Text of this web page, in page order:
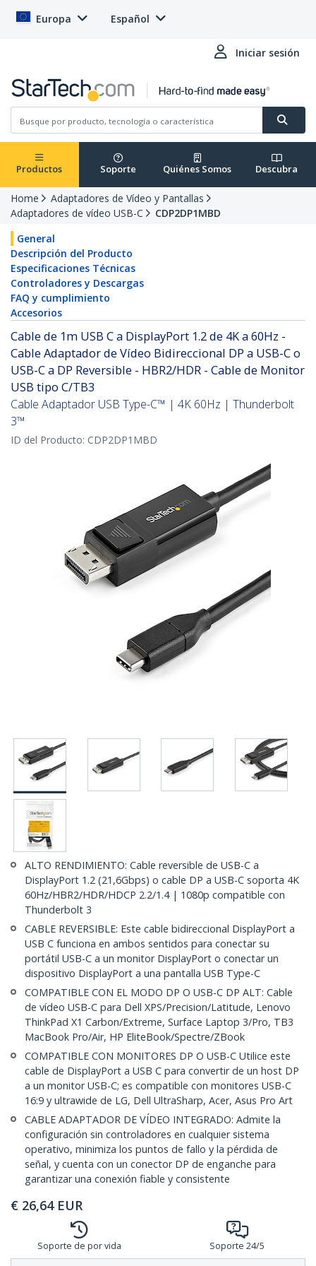
Europa Español
Iniciar sesión
Productos Soporte Quiénes Somos Descubra
Home
Adaptadores de Vídeo y Pantallas
Adaptadores de vídeo USB-C
CDP2DP1MBD
General
Descripción del Producto
Especificaciones Técnicas
Controladores y Descargas
FAQ y cumplimiento
Accesorios
Cable de 1m USB C a DisplayPort 1.2 de 4K a 60Hz -
Cable Adaptador de Vídeo Bidireccional DP a USB-C o
USB-C a DP Reversible - HBR2/HDR - Cable de Monitor
USB tipo C/TB3
Cable Adaptador USB Type-C™ | 4K 60Hz | Thunderbolt
3™
ID del Producto: CDP2DP1MBD
ALTO RENDIMIENTO: Cable reversible de USB-C a
DisplayPort 1.2 (21,6Gbps) o cable DP a USB-C soporta 4K
60Hz/HBR2/HDR/HDCP 2.2/1.4 | 1080p compatible con
Thunderbolt 3
CABLE REVERSIBLE: Este cable bidireccional DisplayPort a
USB C funciona en ambos sentidos para conectar su
portátil USB-C a un monitor DisplayPort o conectar un
dispositivo DisplayPort a una pantalla USB Type-C
COMPATIBLE CON EL MODO DP O USB-C DP ALT: Cable
de vídeo USB-C para Dell XPS/Precision/Latitude, Lenovo
ThinkPad X1 Carbon/Extreme, Surface Laptop 3/Pro, TB3
MacBook Pro/Air, HP EliteBook/Spectre/ZBook
COMPATIBLE CON MONITORES DP O USB-C Utilice este
cable de DisplayPort a USB C para convertir de un host DP
a un monitor USB-C; es compatible con monitores USB-C
16:9 y ultrawide de LG, Dell UltraSharp, Acer, Asus Pro Art
CABLE ADAPTADOR DE VÍDEO INTEGRADO: Admite la
configuración sin controladores en cualquier sistema
operativo, minimiza los puntos de fallo y la pérdida de
señal, y cuenta con un conector DP de enganche para
garantizar una conexión fiable y consistente
€ 26,64 EUR
Soporte de por vida Soporte 24/5